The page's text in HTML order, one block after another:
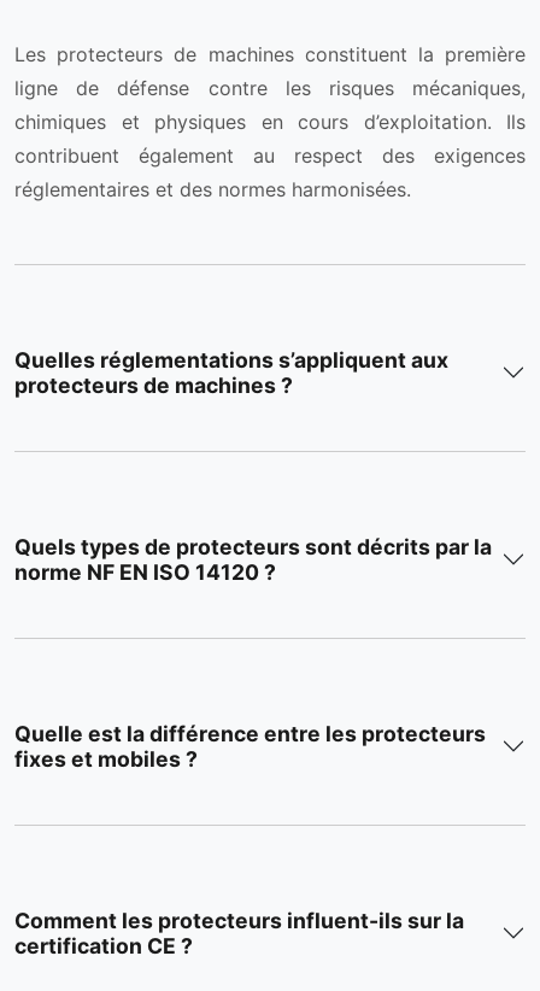
Les protecteurs de machines constituent la première
ligne de défense contre les risques mécaniques,
chimiques et physiques en cours d’exploitation. Ils
contribuent également au respect des exigences
réglementaires et des normes harmonisées.
Quelles réglementations s’appliquent aux
protecteurs de machines ?
Quels types de protecteurs sont décrits par la
norme NF EN ISO 14120 ?
Quelle est la différence entre les protecteurs
fixes et mobiles ?
Comment les protecteurs influent-ils sur la
certification CE ?